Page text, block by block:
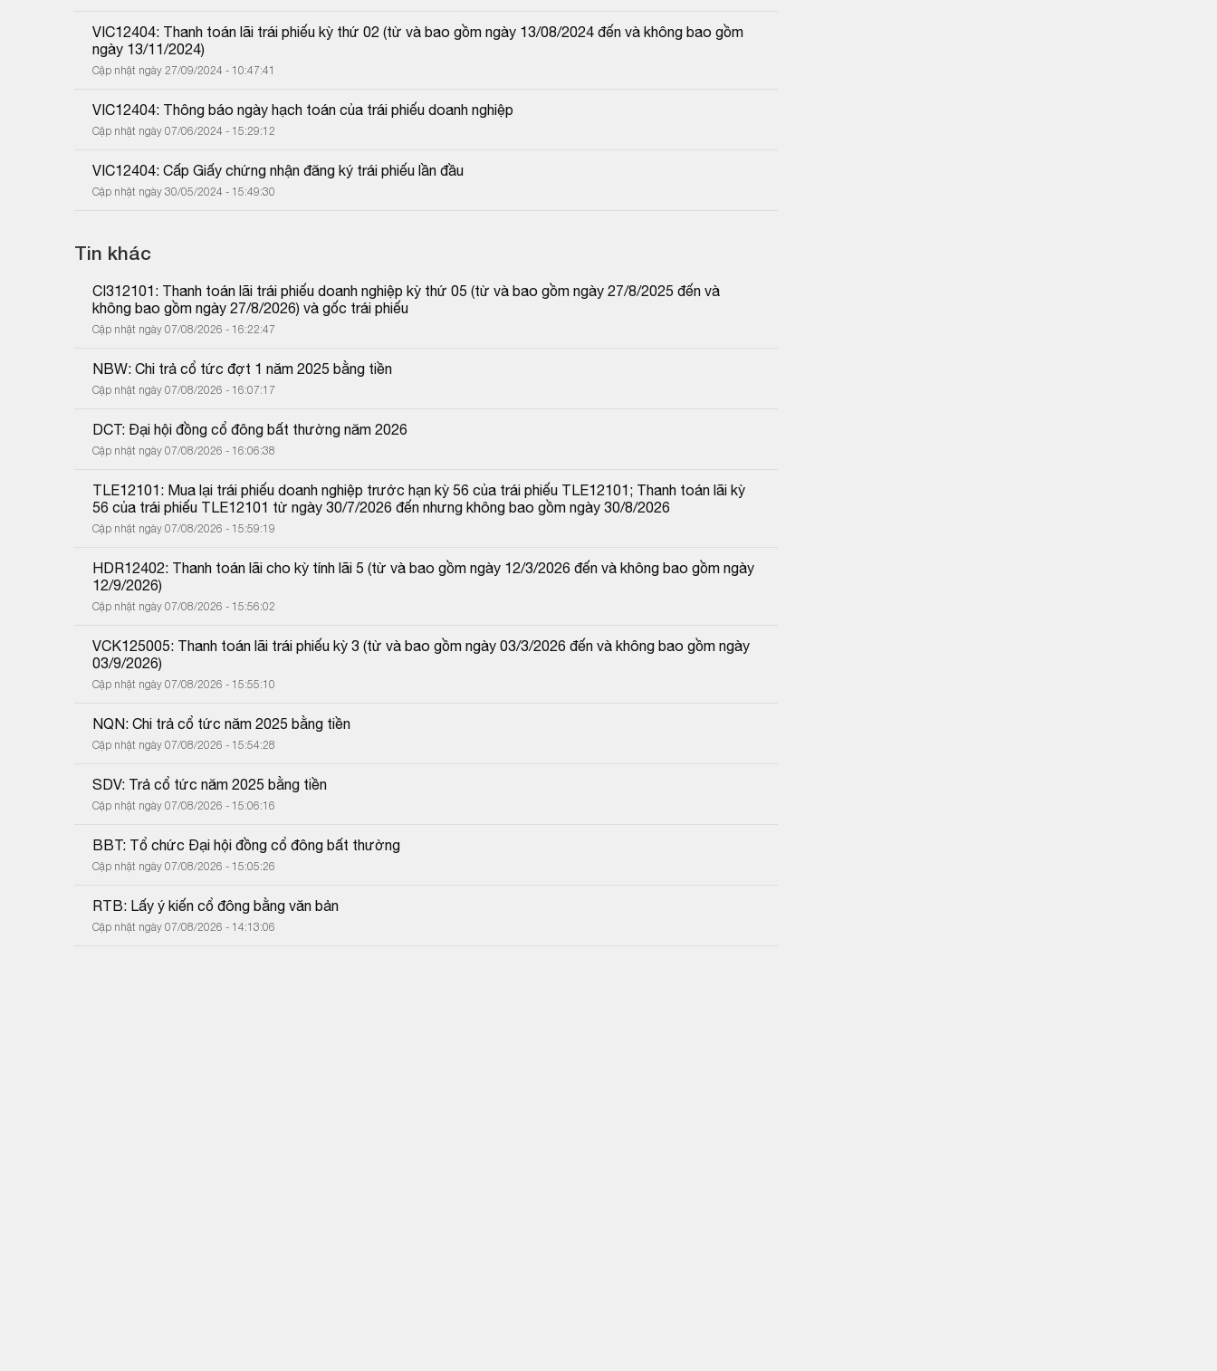
VIC12404: Thanh toán lãi trái phiếu kỳ thứ 02 (từ và bao gồm ngày 13/08/2024 đến và không bao gồm
ngày 13/11/2024)
Cập nhật ngày 27/09/2024 - 10:47:41
VIC12404: Thông báo ngày hạch toán của trái phiếu doanh nghiệp
Cập nhật ngày 07/06/2024 - 15:29:12
VIC12404: Cấp Giấy chứng nhận đăng ký trái phiếu lần đầu
Cập nhật ngày 30/05/2024 - 15:49:30
Tin khác
CI312101: Thanh toán lãi trái phiếu doanh nghiệp kỳ thứ 05 (từ và bao gồm ngày 27/8/2025 đến và
không bao gồm ngày 27/8/2026) và gốc trái phiếu
Cập nhật ngày 07/08/2026 - 16:22:47
NBW: Chi trả cổ tức đợt 1 năm 2025 bằng tiền
Cập nhật ngày 07/08/2026 - 16:07:17
DCT: Đại hội đồng cổ đông bất thường năm 2026
Cập nhật ngày 07/08/2026 - 16:06:38
TLE12101: Mua lại trái phiếu doanh nghiệp trước hạn kỳ 56 của trái phiếu TLE12101; Thanh toán lãi kỳ
56 của trái phiếu TLE12101 từ ngày 30/7/2026 đến nhưng không bao gồm ngày 30/8/2026
Cập nhật ngày 07/08/2026 - 15:59:19
HDR12402: Thanh toán lãi cho kỳ tính lãi 5 (từ và bao gồm ngày 12/3/2026 đến và không bao gồm ngày
12/9/2026)
Cập nhật ngày 07/08/2026 - 15:56:02
VCK125005: Thanh toán lãi trái phiếu kỳ 3 (từ và bao gồm ngày 03/3/2026 đến và không bao gồm ngày
03/9/2026)
Cập nhật ngày 07/08/2026 - 15:55:10
NQN: Chi trả cổ tức năm 2025 bằng tiền
Cập nhật ngày 07/08/2026 - 15:54:28
SDV: Trả cổ tức năm 2025 bằng tiền
Cập nhật ngày 07/08/2026 - 15:06:16
BBT: Tổ chức Đại hội đồng cổ đông bất thường
Cập nhật ngày 07/08/2026 - 15:05:26
RTB: Lấy ý kiến cổ đông bằng văn bản
Cập nhật ngày 07/08/2026 - 14:13:06